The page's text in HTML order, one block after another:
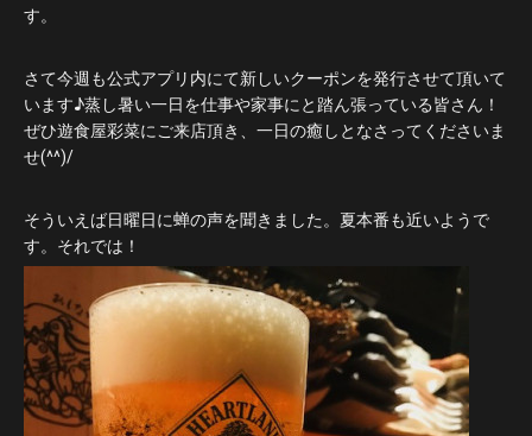
す。
さて今週も公式アプリ内にて新しいクーポンを発行させて頂いて
います♪蒸し暑い一日を仕事や家事にと踏ん張っている皆さん！
ぜひ遊食屋彩菜にご来店頂き、一日の癒しとなさってくださいま
せ(^^)/
そういえば日曜日に蝉の声を聞きました。夏本番も近いようで
す。それでは！